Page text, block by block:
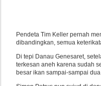
Pendeta Tim Keller pernah
dibandingkan, semua
Di tepi Danau Genesaret,
terkesan aneh karena sudah
besar ikan sampai-sampai